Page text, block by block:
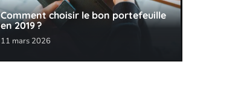
Comment choisir le bon portefeuille
en 2019 ?
11 mars 2026